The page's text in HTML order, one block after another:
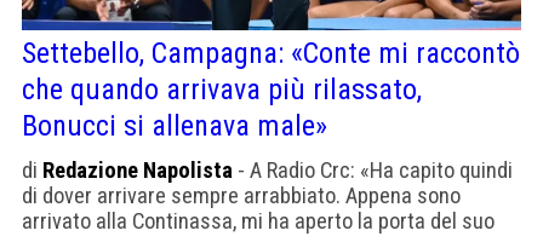
Settebello, Campagna: «Conte mi raccontò
che quando arrivava più rilassato,
Bonucci si allenava male»
di Redazione Napolista - A Radio Crc: «Ha capito quindi
di dover arrivare sempre arrabbiato. Appena sono
arrivato alla Continassa, mi ha aperto la porta del suo